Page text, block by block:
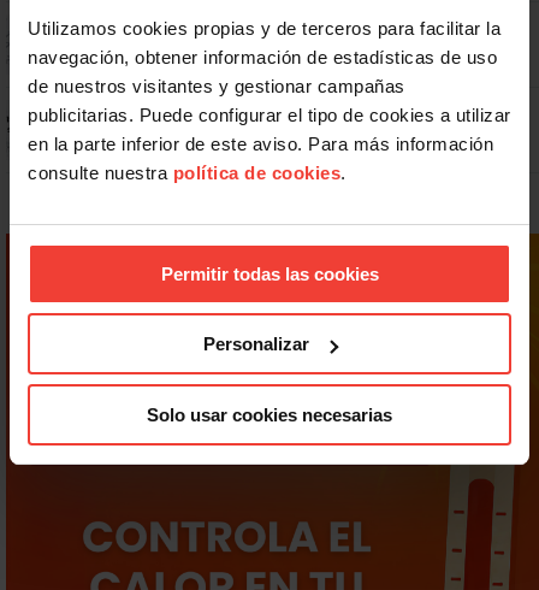
Utilizamos cookies propias y de terceros para facilitar la
navegación, obtener información de estadísticas de uso
de nuestros visitantes y gestionar campañas
publicitarias. Puede configurar el tipo de cookies a utilizar
en la parte inferior de este aviso. Para más información
consulte nuestra política de cookies.
Permitir todas las cookies
Personalizar
Solo usar cookies necesarias
Dudas frecuentes sobre las vacaciones
Prepara gratis con USO las oposiciones a AGE, Seguridad Social y
Correos